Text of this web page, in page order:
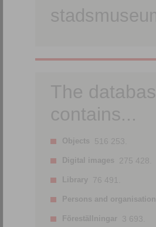
The
contains...
Objects 516 253.
Digital images 275 428.
Library 76 491.
Persons and
Föreställningar 3 693.